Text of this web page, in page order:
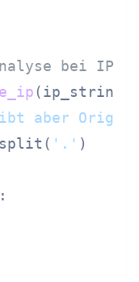
Analyse bei IP-
(ip_string
aber
'.' )
: